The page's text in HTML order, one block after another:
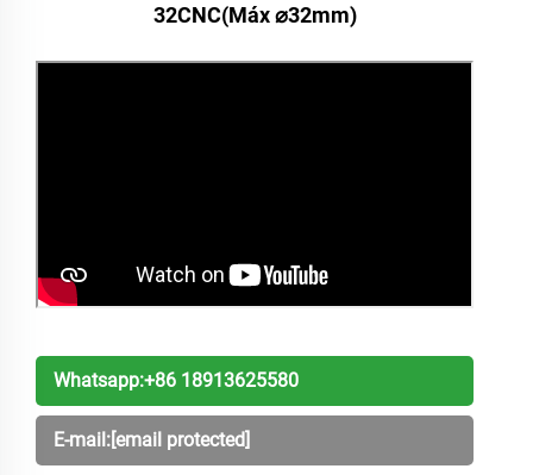
32CNC(Máx ⌀32mm)
Whatsapp:+86 18913625580
E-mail:[email protected]